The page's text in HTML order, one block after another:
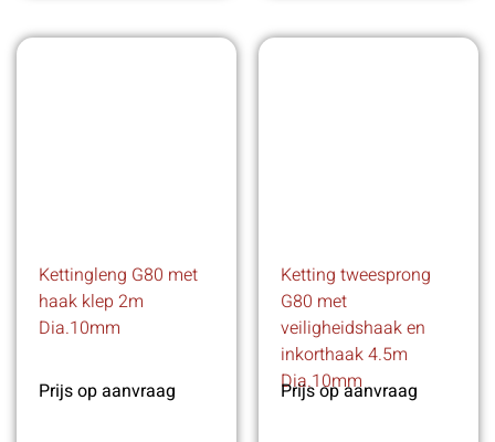
Kettingleng G80 met
haak klep 2m
Dia.10mm
Prijs op aanvraag
Ketting tweesprong
G80 met
veiligheidshaak en
inkorthaak 4.5m
Dia.10mm
Prijs op aanvraag